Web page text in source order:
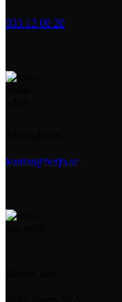
033-13 00 20
kontor@berjo.se